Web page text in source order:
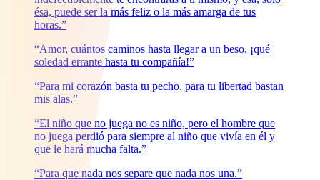
ésa, puede ser la más feliz o la más amarga de tus
horas.”
“Amor, cuántos caminos hasta llegar a un beso, ¡qué
soledad errante hasta tu compañía!”
“Para mi corazón basta tu pecho, para tu libertad bastan
mis alas.”
“El niño que no juega no es niño, pero el hombre que
no juega perdió para siempre al niño que vivía en él y
que le hará mucha falta.”
“Para que nada nos separe que nada nos una.”